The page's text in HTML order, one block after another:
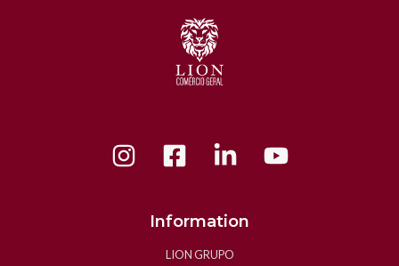
Information
LION GRUPO